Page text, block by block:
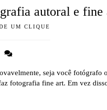
autoral e fine
UM CLIQUE
seja você fotógrafo
fotografia fine art. Em vez